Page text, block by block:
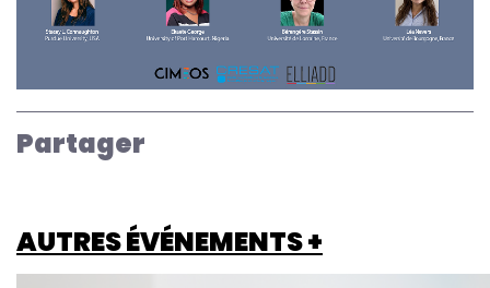
Partager
AUTRES ÉVÉNEMENTS +